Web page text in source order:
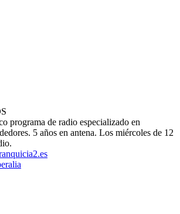
programa de radio especializado en
5 años en antena. Los miércoles de 12